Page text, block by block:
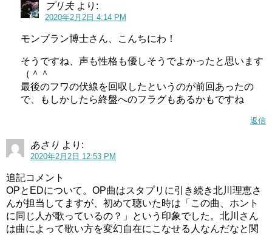
プリ夫 より:
2020年2月2日 4:14 PM
モンブラン博士さん、こんちにわ！
そうですね、声も性格も優しそうでよかったと思います
（＾＾
最後のフワの伏線を回収したというのが前回あったの
で、もしかしたら終盤へのフラグもあるかもですね
返信
あさり より:
2020年2月2日 12:53 PM
追記コメント
OPとEDについて。OP曲はスタプリに引き続き北川理恵さ
んが担当してますが、初めて聴いた時は「この曲、ホント
に同じ人が歌っているの？」という印象でした。北川さん
は曲によって歌い方を変幻自在にこなせる人なんだなと関